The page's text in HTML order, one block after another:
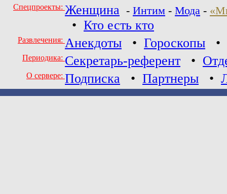
Спецпроекты: Женщина - Интим - Мода -
• Кто есть кто
Развлечения: Анекдоты • Гороскопы •
Периодика: Секретарь-референт •
О сервере: Подписка • Партнеры •